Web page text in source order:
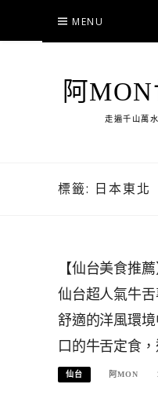
content
MENU
阿
走遍千山萬
標籤: 日本東北
【仙台美食推
仙台超人氣牛
舒適的洋風環
口的牛舌定食
仙台 阿MON